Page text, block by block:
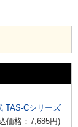
TAS-Cシリーズ
価格： 7,685円)